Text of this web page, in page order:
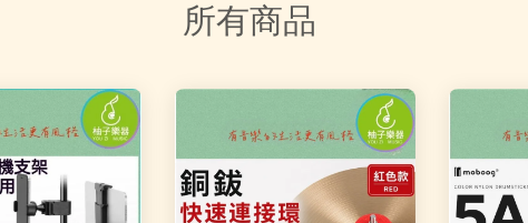
所有商品